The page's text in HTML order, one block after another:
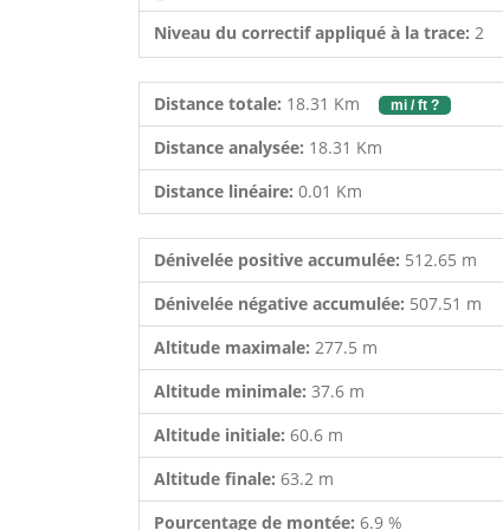
Niveau du correctif appliqué à la trace: 2
Distance totale: 18.31 Km mi / ft ?
Distance analysée: 18.31 Km
Distance linéaire: 0.01 Km
Dénivelée positive accumulée: 512.65 m
Dénivelée négative accumulée: 507.51 m
Altitude maximale: 277.5 m
Altitude minimale: 37.6 m
Altitude initiale: 60.6 m
Altitude finale: 63.2 m
Pourcentage de montée: 6.9 %